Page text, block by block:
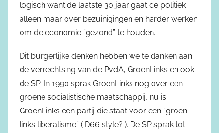
logisch want de laatste 30 jaar gaat de politiek
alleen maar over bezuinigingen en harder werken
om de economie ”gezond” te houden.
Dit burgerlijke denken hebben we te danken aan
de verrechtsing van de PvdA, GroenLinks en ook
de SP. In 1990 sprak GroenLinks nog over een
groene socialistische maatschappij, nu is
GroenLinks een partij die staat voor een ”groen
links liberalisme” ( D66 style? ). De SP sprak tot